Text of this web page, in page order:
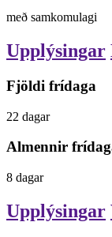
með samkomulagi
Upplýsingar
Fjöldi frídaga
22 dagar
Almennir
8 dagar
Upplýsingar